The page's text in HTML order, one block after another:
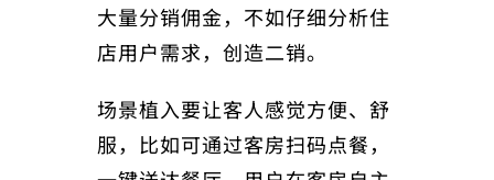
大量分销佣金，不如仔细分析住
店用户需求，创造二销。
场景植入要让客人感觉方便、舒
服，比如可通过客房扫码点餐，